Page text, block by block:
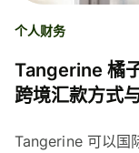
个人财务
Tangerine 橘
跨境汇款方式
Tangerine 可以国